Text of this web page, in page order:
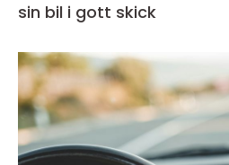
sin bil i gott skick